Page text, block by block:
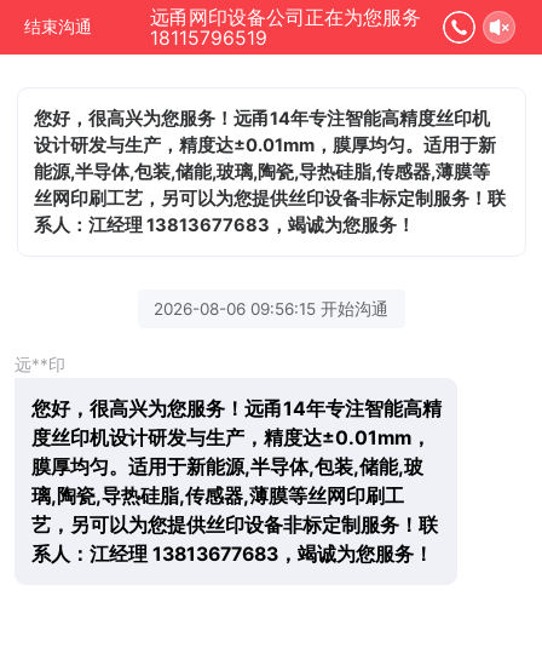
结束沟通
远甬网印设备公司正在为您服务
18115796519
您好，很高兴为您服务！远甬14年专注智能高精度丝印机
设计研发与生产，精度达±0.01mm，膜厚均匀。适用于新
能源,半导体,包装,储能,玻璃,陶瓷,导热硅脂,传感器,薄膜等
丝网印刷工艺，另可以为您提供丝印设备非标定制服务！联
系人：江经理 13813677683，竭诚为您服务！
2026-08-06 09:56:15 开始沟通
远**印
您好，很高兴为您服务！远甬14年专注智能高精
度丝印机设计研发与生产，精度达±0.01mm，
膜厚均匀。适用于新能源,半导体,包装,储能,玻
璃,陶瓷,导热硅脂,传感器,薄膜等丝网印刷工
艺，另可以为您提供丝印设备非标定制服务！联
系人：江经理 13813677683，竭诚为您服务！